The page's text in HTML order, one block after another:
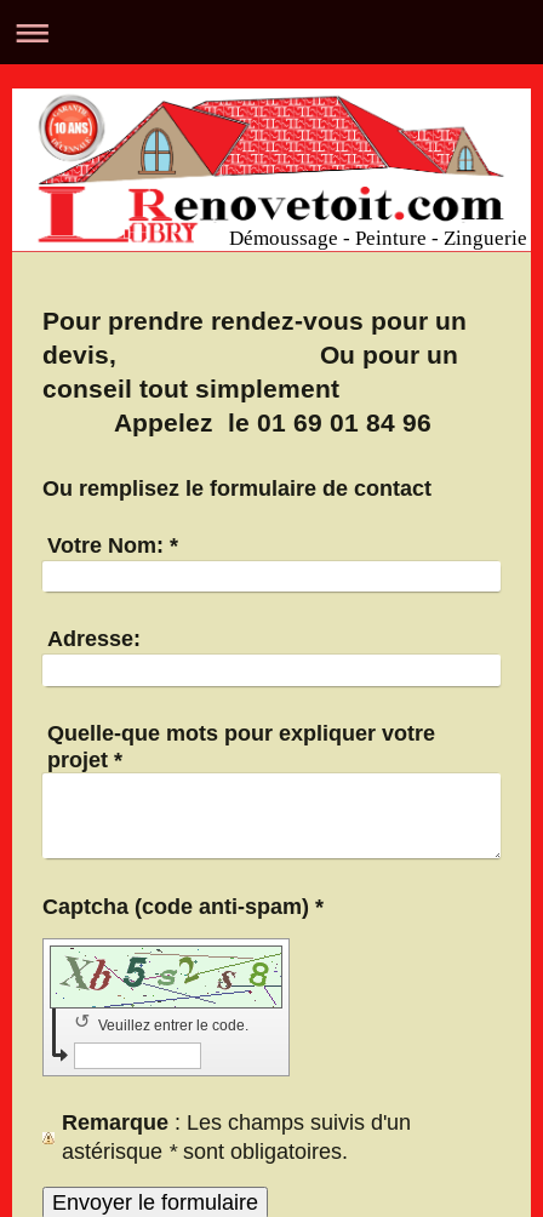
Démoussage - Peinture - Zinguerie
Pour prendre rendez-vous pour un
devis, Ou pour un
conseil tout simplement
Appelez le 01 69 01 84 96
Ou remplisez le formulaire de contact
Votre Nom: *
Adresse:
Quelle-que mots pour expliquer votre
projet*
Captcha (code anti-spam) *
Veuillez entrer le code.
↺
Remarque : Les champs suivis d'un
astérisque *sont obligatoires.